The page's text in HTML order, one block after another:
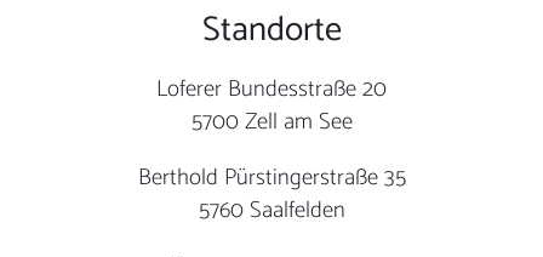
Standorte
Loferer Bundesstraße 20
5700 Zell am See
Berthold Pürstingerstraße 35
5760 Saalfelden